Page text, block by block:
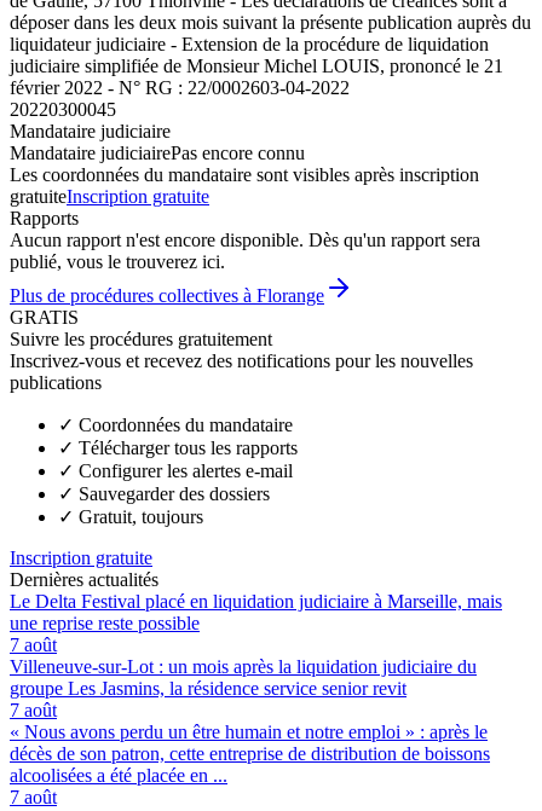
déposer dans les deux mois suivant la présente publication auprès du
liquidateur judiciaire - Extension de la procédure de liquidation
judiciaire simplifiée de Monsieur Michel LOUIS, prononcé le 21
février 2022 - N° RG : 22/0002603-04-2022
20220300045
Mandataire judiciaire
Mandataire judiciairePas encore connu
Les coordonnées du mandataire sont visibles après inscription
gratuiteInscription gratuite
Rapports
Aucun rapport n'est encore disponible. Dès qu'un rapport sera
publié, vous le trouverez ici.
Plus de procédures collectives à Florange
GRATIS
Suivre les procédures gratuitement
Inscrivez-vous et recevez des notifications pour les nouvelles
publications
✓ Coordonnées du mandataire
✓ Télécharger tous les rapports
✓ Configurer les alertes e-mail
✓ Sauvegarder des dossiers
✓ Gratuit, toujours
Inscription gratuite
Dernières actualités
Le Delta Festival placé en liquidation judiciaire à Marseille, mais
une reprise reste possible
7 août
Villeneuve-sur-Lot : un mois après la liquidation judiciaire du
groupe Les Jasmins, la résidence service senior revit
7 août
« Nous avons perdu un être humain et notre emploi » : après le
décès de son patron, cette entreprise de distribution de boissons
alcoolisées a été placée en ...
7 août